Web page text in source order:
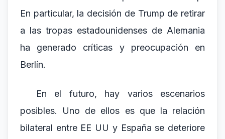
En particular, la decisión de Trump de retirar
a las tropas estadounidenses de Alemania
ha generado críticas y preocupación en
Berlín.
En el futuro, hay varios escenarios
posibles. Uno de ellos es que la relación
bilateral entre EE UU y España se deteriore